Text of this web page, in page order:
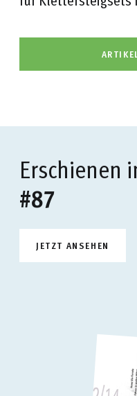
Erschienen
#87
JETZT ANSEHEN